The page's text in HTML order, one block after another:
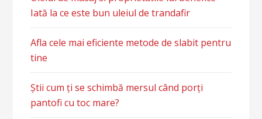
Iată la ce este bun uleiul de trandafir
Afla cele mai eficiente metode de slabit pentru
tine
Știi cum ți se schimbă mersul când porți
pantofi cu toc mare?